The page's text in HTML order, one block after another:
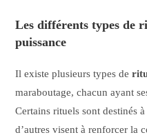
Les différents types de
puissance
Il existe plusieurs types de
maraboutage, chacun ayant
Certains rituels sont destinés
d’autres visent à renforcer la